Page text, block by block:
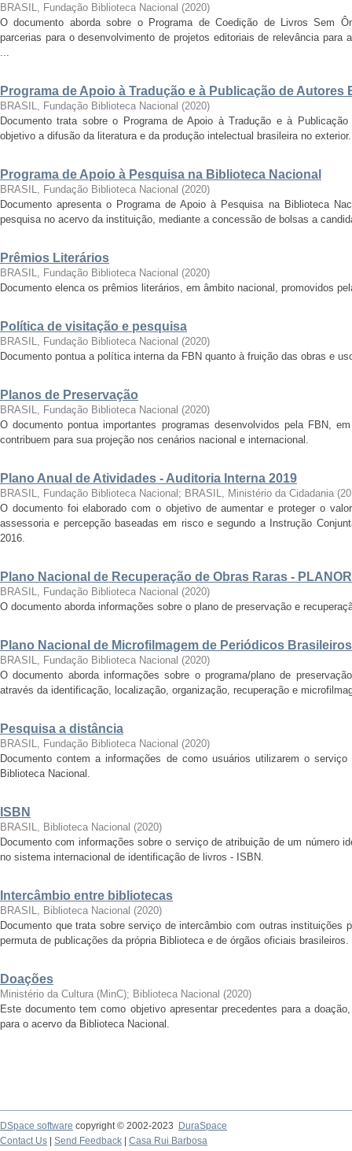
BRASIL, Fundação Biblioteca Nacional (2020)
O documento aborda sobre o Programa de Coedição de Livros Sem
parcerias para o desenvolvimento de projetos editoriais de relevância para
...
Programa de Apoio à Tradução e à Publicação de
BRASIL, Fundação Biblioteca Nacional (2020)
Documento trata sobre o Programa de Apoio à Tradução e à
objetivo a difusão da literatura e da produção intelectual brasileira no exterior.
Programa de Apoio à Pesquisa na Biblioteca Nacional
BRASIL, Fundação Biblioteca Nacional (2020)
Documento apresenta o Programa de Apoio à Pesquisa na Biblioteca
pesquisa no acervo da instituição, mediante a concessão de bolsas a
Prêmios Literários
BRASIL, Fundação Biblioteca Nacional (2020)
Documento elenca os prêmios literários, em âmbito nacional, promovidos
Política de visitação e pesquisa
BRASIL, Fundação Biblioteca Nacional (2020)
Documento pontua a política interna da FBN quanto à fruição das obras e
Planos de Preservação
BRASIL, Fundação Biblioteca Nacional (2020)
O documento pontua importantes programas desenvolvidos pela FBN,
contribuem para sua projeção nos cenários nacional e internacional.
Plano Anual de Atividades - Auditoria Interna 2019
BRASIL, Fundação Biblioteca Nacional ; BRASIL, Ministério da Cidadania (
O documento foi elaborado com o objetivo de aumentar e proteger o
assessoria e percepção baseadas em risco e segundo a Instrução
2016.
Plano Nacional de Recuperação de Obras Raras - PLANOR
BRASIL, Fundação Biblioteca Nacional (2020)
O documento aborda informações sobre o plano de preservação e
Plano Nacional de Microfilmagem de Periódicos Brasileiros
BRASIL, Fundação Biblioteca Nacional (2020)
O documento aborda informações sobre o programa/plano de
através da identificação, localização, organização, recuperação e
Pesquisa a distância
BRASIL, Fundação Biblioteca Nacional (2020)
Documento contem a informações de como usuários utilizarem o
Biblioteca Nacional.
ISBN
BRASIL, Biblioteca Nacional (2020)
Documento com informações sobre o serviço de atribuição de um número
no sistema internacional de identificação de livros - ISBN.
Intercâmbio entre bibliotecas
BRASIL, Biblioteca Nacional (2020)
Documento que trata sobre serviço de intercâmbio com outras instituições
permuta de publicações da própria Biblioteca e de órgãos oficiais
Doações
Ministério da Cultura (MinC); Biblioteca Nacional (2020)
Este documento tem como objetivo apresentar precedentes para a
para o acervo da Biblioteca Nacional.
DSpace software copyright © 2002-2023
DuraSpace
Contact Us
Send Feedback Casa Rui Barbosa